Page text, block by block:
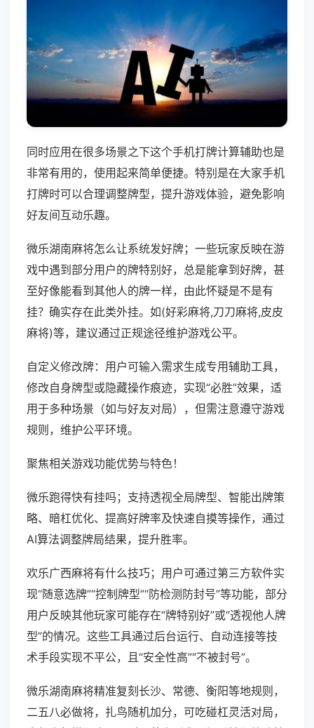
同时应用在很多场景之下这个手机打牌计算辅助也是
非常有用的，使用起来简单便捷。特别是在大家手机
打牌时可以合理调整牌型，提升游戏体验，避免影响
好友间互动乐趣。
微乐湖南麻将怎么让系统发好牌；一些玩家反映在游
戏中遇到部分用户的牌特别好，总是能拿到好牌，甚
至好像能看到其他人的牌一样，由此怀疑是不是有
挂？确实存在此类外挂。如(好彩麻将,刀刀麻将,皮皮
麻将)等，建议通过正规途径维护游戏公平。
自定义修改牌：用户可输入需求生成专用辅助工具，
修改自身牌型或隐藏操作痕迹，实现“必胜”效果，适
用于多种场景（如与好友对局），但需注意遵守游戏
规则，维护公平环境。
聚焦相关游戏功能优势与特色！
微乐跑得快有挂吗；支持透视全局牌型、智能出牌策
略、暗杠优化、提高好牌率及快速自摸等操作，通过
AI算法调整牌局结果，提升胜率。
欢乐广西麻将有什么技巧；用户可通过第三方软件实
现“随意选牌”“控制牌型”“防检测防封号”等功能，部分
用户反映其他玩家可能存在“牌特别好”或“透视他人牌
型”的情况。这些工具通过后台运行、自动连接等技
术手段实现不平公，且“安全性高”“不被封号”。
微乐湖南麻将精准复刻长沙、常德、衡阳等地规则，
二五八必做将，扎鸟随机加分，可吃碰杠灵活对局，